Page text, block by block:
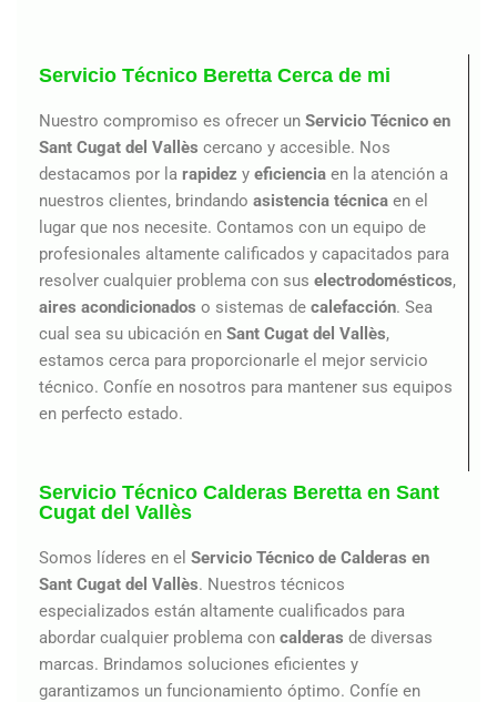
Servicio Técnico Beretta Cerca de mi
Nuestro compromiso es ofrecer un Servicio Técnico en
Sant Cugat del Vallès cercano y accesible. Nos
destacamos por la rapidez y eficiencia en la atención a
nuestros clientes, brindando asistencia técnica en el
lugar que nos necesite. Contamos con un equipo de
profesionales altamente calificados y capacitados para
resolver cualquier problema con sus electrodomésticos,
aires acondicionados o sistemas de calefacción. Sea
cual sea su ubicación en Sant Cugat del Vallès,
estamos cerca para proporcionarle el mejor servicio
técnico. Confíe en nosotros para mantener sus equipos
en perfecto estado.
Servicio Técnico Calderas Beretta en Sant
Cugat del Vallès
Somos líderes en el Servicio Técnico de Calderas en
Sant Cugat del Vallès. Nuestros técnicos
especializados están altamente cualificados para
abordar cualquier problema con calderas de diversas
marcas. Brindamos soluciones eficientes y
garantizamos un funcionamiento óptimo. Confíe en